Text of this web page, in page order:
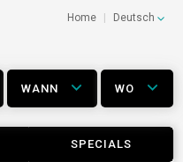
Home Deutsch
WANN WO
SPECIALS